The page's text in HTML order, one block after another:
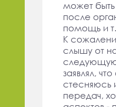
может быть
после
помощь и
К
слышу от
заявлял,
передач,